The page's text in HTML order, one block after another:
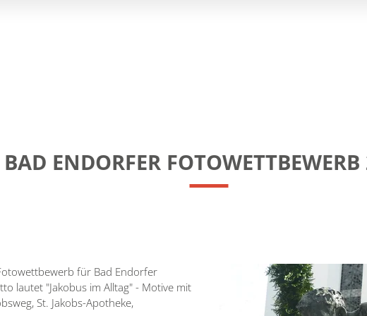
BAD ENDORFER
für Bad Endorfer
lautet "Jakobus im Alltag" - Motive mit
St. Jakobs-Apotheke,